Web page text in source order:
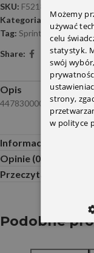
SKU: F521801
Kategoria:
Tag: Sprinter-W907
Share:
Opis
4478300000
Informacje
Opinie (0)
Przeczytaj Przed
Podobne
Możemy
używać
celu
statystyk.
swój
strony,
w polityce